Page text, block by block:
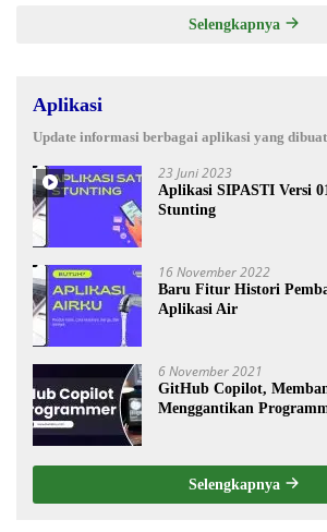
Selengkapnya
Aplikasi
Update informasi berbagai aplikasi yang dibuat
23 Juni 2023
Aplikasi SIPASTI Versi
Stunting
16 November 2022
Baru Fitur Histori
Aplikasi Air
6 November 2021
GitHub Copilot,
Menggantikan
Selengkapnya